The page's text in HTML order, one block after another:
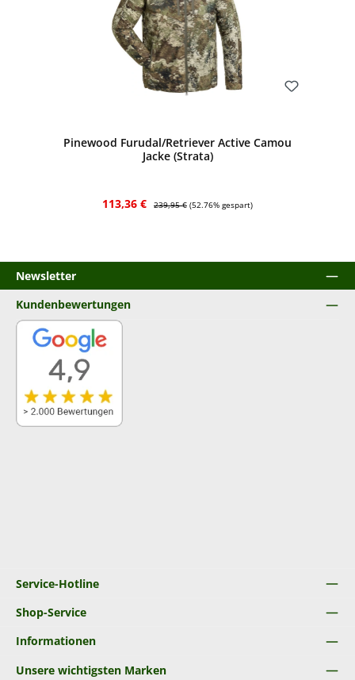
Pinewood Furudal/Retriever Active Camou
Jacke (Strata)
Verkaufspreis:
113,36 € Regulärer Preis:
239,95 € (52.76% gespart)
Newsletter
Service-Hotline
Shop-Service
Informationen
Unsere wichtigsten Marken
Kundenbewertungen